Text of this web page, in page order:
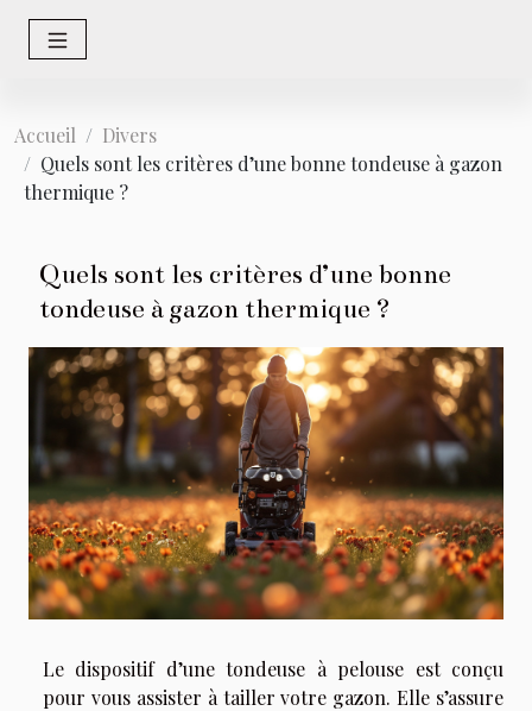
Accueil
Divers
Quels sont les critères d’une bonne tondeuse à gazon
thermique ?
Quels sont les critères d’une bonne
tondeuse à gazon thermique ?
Le dispositif d’une tondeuse à pelouse est conçu
pour vous assister à tailler votre gazon. Elle s’assure